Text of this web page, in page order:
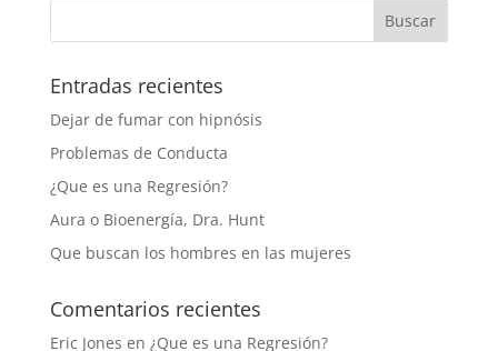
Entradas recientes
Dejar de fumar con hipnósis
Problemas de Conducta
¿Que es una Regresión?
Aura o Bioenergía, Dra. Hunt
Que buscan los hombres en las mujeres
Comentarios recientes
Eric Jones en ¿Que es una Regresión?